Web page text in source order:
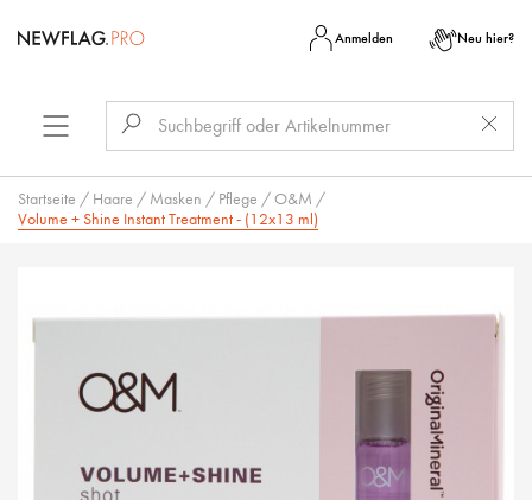
Anmelden Neu hier?
Startseite / Haare / Masken / Pflege /O&M /
Volume + Shine Instant Treatment - (12x13 ml)